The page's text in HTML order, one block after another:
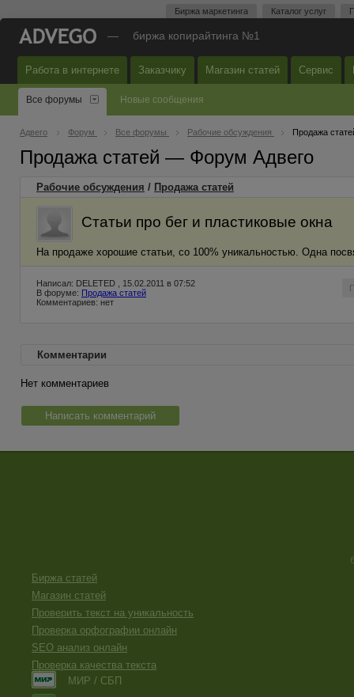
Биржа маркетинга Каталог услуг
— биржа копирайтинга №1
Работа в интернете Заказчику Магазин статей Сервис
Все форумы Новые сообщения
Адвего Форум Все форумы Рабочие обсуждения Продажа
Продажа статей — Форум Адвего
Рабочие обсуждения / Продажа статей
Статьи про бег и пластиковые окна
На продаже хорошие статьи, со 100% уникальностью. Одна
Написал: DELETED , 15.02.2011 в 07:52
В форуме: Продажа статей
Комментариев: нет
Комментарии
Нет комментариев
Написать комментарий
Биржа статей
Магазин статей
Проверить текст на уникальность
Проверка орфографии онлайн
SEO анализ онлайн
Проверка качества текста
МИР / СБП